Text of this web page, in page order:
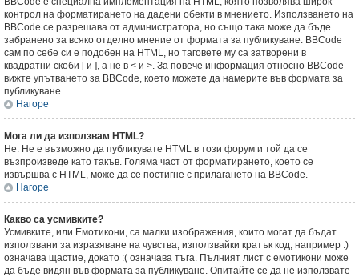
контрол на форматирането на дадени обекти в мнението. Използването на
BBCode се разрешава от администратора, но също така може да бъде
забранено за всяко отделно мнение от формата за публикуване. BBCode
сам по себе си е подобен на HTML, но таговете му са затворени в
квадратни скоби [ и ], а не в < и >. За повече информация относно BBCode
вижте упътването за BBCode, което можете да намерите във формата за
публикуване.
Нагоре
Мога ли да използвам HTML?
Не. Не е възможно да публикувате HTML в този форум и той да се
възпроизведе като такъв. Голяма част от форматирането, което се
извършва с HTML, може да се постигне с прилагането на BBCode.
Нагоре
Какво са усмивките?
Усмивките, или Емотикони, са малки изображения, които могат да бъдат
използвани за изразяване на чувства, използвайки кратък код, например :)
означава щастие, докато :( означава тъга. Пълният лист с емотикони може
да бъде видян във формата за публикуване. Опитайте се да не използвате